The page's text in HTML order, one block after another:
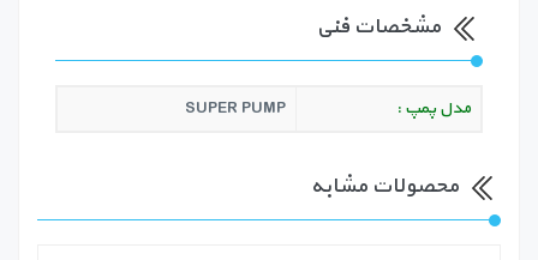
مشخصات فنی
مدل پمپ : SUPER PUMP
محصولات مشابه